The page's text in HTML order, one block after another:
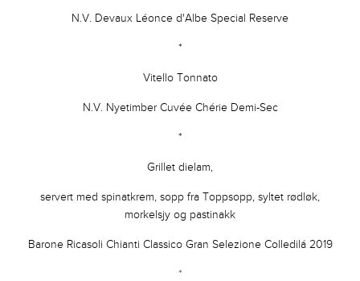
N.V. Devaux Léonce d'Albe Special Reserve
*
Vitello Tonnato
N.V. Nyetimber Cuvée Chérie Demi-Sec
*
Grillet dielam,
servert med spinatkrem, sopp fra Toppsopp, syltet rødløk,
morkelsjy og pastinakk
Barone Ricasoli Chianti Classico Gran Selezione Colledilá 2019
*